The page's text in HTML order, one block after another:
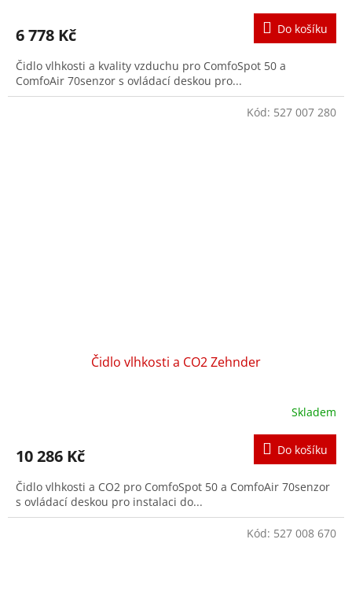
je
z
5
hvězdiček.
6 778 Kč Do košíku
Čidlo vlhkosti a kvality vzduchu pro ComfoSpot 50 a
ComfoAir 70senzor s ovládací deskou pro...
Čidlo vlhkosti a CO2 Zehnder
Skladem
10 286 Kč Do košíku
Čidlo vlhkosti a CO2 pro ComfoSpot 50 a ComfoAir 70senzor
s ovládací deskou pro instalaci do...
Kód: 527 007 280
Kód: 527 008 670